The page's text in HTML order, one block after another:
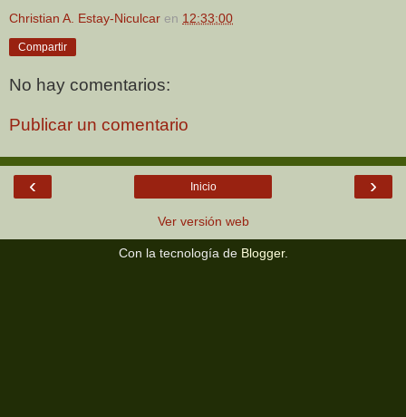
Christian A. Estay-Niculcar en 12:33:00
Compartir
No hay comentarios:
Publicar un comentario
‹ ›
Inicio
Ver versión web
Con la tecnología de Blogger.